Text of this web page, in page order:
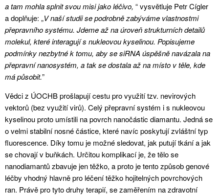
a tam mohla splnit svou misi jako léčivo, “ vysvětluje Petr Cígler
a doplňuje: „V naší studii se podrobně zabýváme vlastnostmi
přepravního systému. Jdeme až na úroveň strukturních detailů
molekul, které interagují s nukleovou kyselinou. Popisujeme
podmínky nezbytné k tomu, aby se siRNA úspěšně navázala na
přepravní nanosystém, a tak se dostala až na místo v těle, kde
má působit.”
Vědci z ÚOCHB prošlapují cestu pro využití tzv. nevirových
vektorů (bez využití virů). Celý přepravní systém i s nukleovou
kyselinou proto umístili na povrch nanočástic diamantu. Jedná se
o velmi stabilní nosné částice, které navíc poskytují zvláštní typ
fluorescence. Díky tomu je možné sledovat, jak putují tkání a jak
se chovají v buňkách. Určitou komplikací je, že tělo se
nanodiamantů zbavuje jen těžko, a proto je tento způsob genové
léčby vhodný hlavně pro léčení těžko hojitelných povrchových
ran. Právě pro tyto druhy terapií, se zaměřením na zdravotní